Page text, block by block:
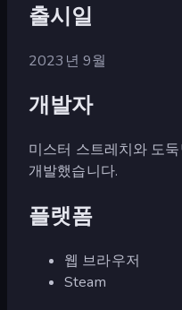
출시일
2023년 9월
개발자
미스터 스트레치와 도
개발했습니다.
플랫폼
웹 브라우저
Steam